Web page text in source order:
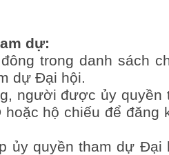
dự:
trong danh sách
dự Đại hội.
được ủy quyền
hoặc hộ chiếu để đăng
quyền tham dự Đại